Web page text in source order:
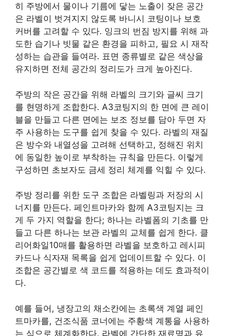
히 주방에서 물이나 기름에 닿는 노출이 잦은 공간
은 라벨이 벗겨지지 않도록 바니시 코팅이나 보호
커버를 고려할 수 있다. 잉크의 번짐 방지를 위해 과
도한 습기나 빗물 같은 환경을 피하고, 필요 시 재작
성하는 습관을 들여라. 표면 종류별로 같은 색상을
유지하면 전체 공간의 정리도가 크게 높아진다.
주방의 작은 공간을 위해 라벨의 크기와 글씨 크기
를 현명하게 조합한다. A3코팅지의 한 면에 큰 레이
블을 만들고 다른 면에는 보조 정보를 담아 두면 자
주 사용하는 도구를 쉽게 찾을 수 있다. 라벨의 재질
은 방수와 내열성을 고려해 선택하고, 정해진 위치
에 동일한 높이로 부착하는 규칙을 만든다. 이렇게
구성하면 초보자도 금세 정리 체계를 익힐 수 있다.
주방 정리를 위한 도구 조합은 라벨링과 저장의 시
너지를 만든다. 페인트마카와 함께 A3코팅지는 크
게 두 가지 역할을 한다; 하나는 라벨폼의 기초를 만
들고 다른 하나는 보관 라벨의 교체를 쉽게 한다. 클
리어화일10매를 활용하면 라벨을 보호하고 레시피
카드나 식자재 목록을 쉽게 업데이트할 수 있다. 이
조합은 공간별로 색 코드를 적용하는 데도 효과적이
다.
예를 들어, 냉장고의 채소칸에는 초록색 계열 페인
트마카를, 건조식품 코너에는 주황색 계통을 사용하
는 식으로 체계화한다. 라벨에 간단한 재료명과 유